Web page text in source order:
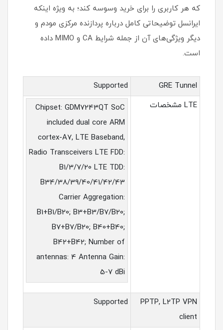
که هر کاربری را برای خرید وسوسه کند؛ به‌ ویژه اینکه
ایرانسل توضیحاتی کامل درباره پردازنده مرکزی مودم و
دیگر ویژگی‌های آن از جمله شرایط CA و MIMO داده
است.
GRE Tunnel
Supported
LTE مشخصات
Chipset: GDM7243QT SoC
included dual core ARM
cortex-A7, LTE Baseband,
Radio Transceivers LTE FDD:
B1/3/7/20 LTE TDD:
B34/38/39/40/41/42/43
Carrier Aggregation:
B1+B1/B20; B3+B3/B7/B20;
B7+B7/B20; B40+B40;
B42+B42; Number of
antennas: 4 Antenna Gain:
5-7 dBi
PPTP, L2TP VPN
client
Supported